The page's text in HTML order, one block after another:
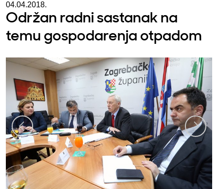
04.04.2018.
Održan radni sastanak na
temu gospodarenja otpadom